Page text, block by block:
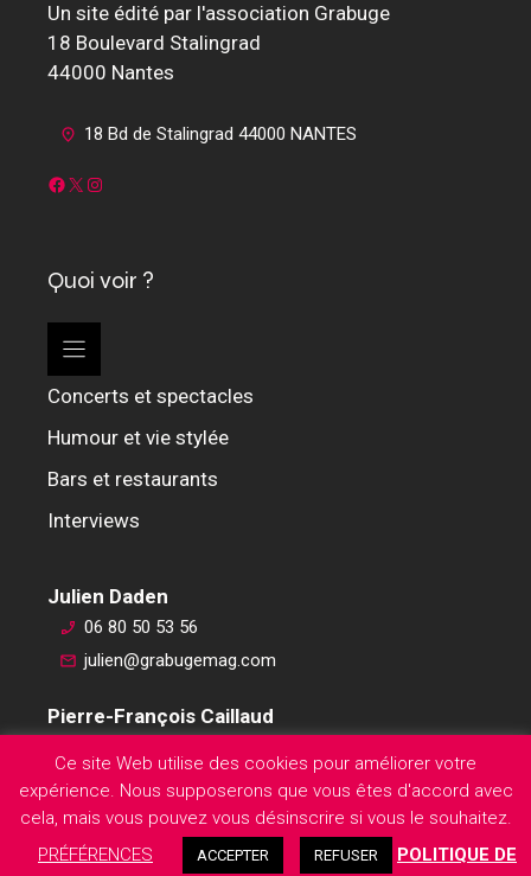
Un site édité par l'association Grabuge
18 Boulevard Stalingrad
44000 Nantes
18 Bd de Stalingrad 44000 NANTES
Facebook
X Instagram
Quoi voir ?
Concerts et spectacles
Humour et vie stylée
Bars et restaurants
Interviews
Julien Daden
06 80 50 53 56
julien@grabugemag.com
Pierre-François Caillaud
pierre-francois@grabugemag.com
Mentions légales
Ce site Web utilise des cookies pour améliorer votre
expérience. Nous supposerons que vous êtes d'accord avec
cela, mais vous pouvez vous désinscrire si vous le souhaitez.
PRÉFÉRENCES
ACCEPTER REFUSER POLITIQUE DE